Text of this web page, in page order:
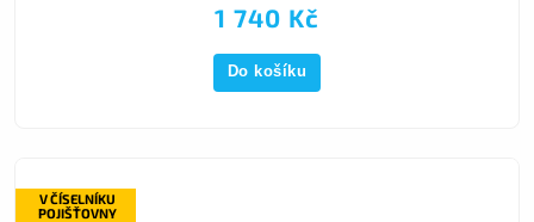
1 740 Kč
Do košíku
V ČÍSELNÍKU
POJIŠŤOVNY